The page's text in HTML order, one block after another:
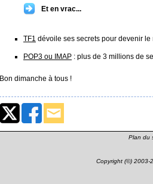
Et en vrac...
TF1 dévoile ses secrets pour devenir
POP3 ou IMAP : plus de 3 millions de
Bon dimanche à tous !
Plan du
Copyright (©) 2003-